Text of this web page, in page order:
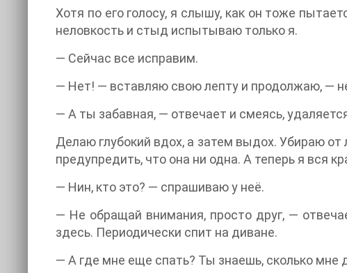
Хотя по его голосу, я слышу, как он тоже
неловкость и стыд испытываю только я.
— Сейчас все исправим.
— Нет! — вставляю свою лепту и продолжаю, —
— А ты забавная, — отвечает и смеясь,
Делаю глубокий вдох, а затем выдох. Убираю
предупредить, что она ни одна. А теперь я вся
— Нин, кто это? — спрашиваю у неё.
— Не обращай внимания, просто друг, —
здесь. Периодически спит на диване.
— А где мне еще спать? Ты знаешь, сколько мне